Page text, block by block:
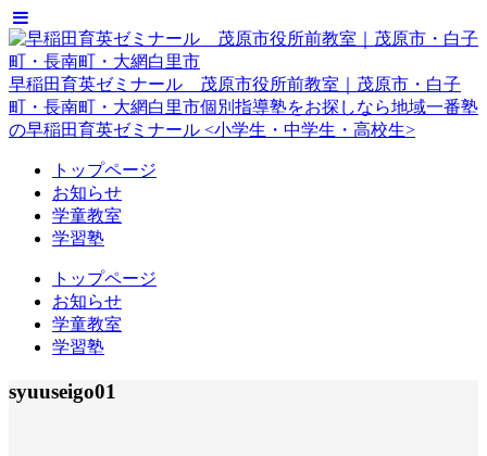
早稲田育英ゼミナール 茂原市役所前教室｜茂原市・白子
町・長南町・大網白里市個別指導塾をお探しなら地域一番塾
の早稲田育英ゼミナール <小学生・中学生・高校生>
トップページ
お知らせ
学童教室
学習塾
トップページ
お知らせ
学童教室
学習塾
syuuseigo01